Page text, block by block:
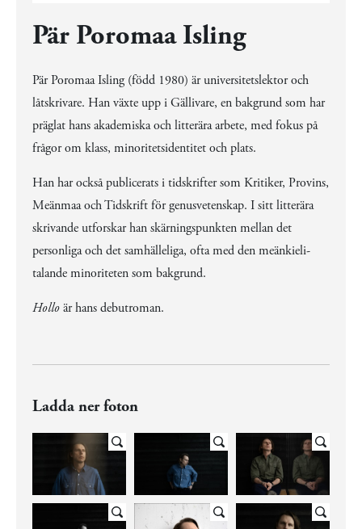
Pär Poromaa Isling
Pär Poromaa Isling (född 1980) är universitetslektor och
låtskrivare. Han växte upp i Gällivare, en bakgrund som har
präglat hans akademiska och litterära arbete, med fokus på
frågor om klass, minoritetsidentitet och plats.
Han har också publicerats i tidskrifter som Kritiker, Provins,
Meänmaa och Tidskrift för genusvetenskap. I sitt litterära
skrivande utforskar han skärningspunkten mellan det
personliga och det samhälleliga, ofta med den meänkieli-
talande minoriteten som bakgrund.
Holloär hans debutroman.
Ladda ner foton